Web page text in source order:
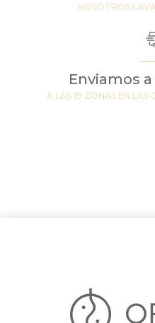
NOSOTROS
Enviamos
A LAS 19 ZONAS EN LAS